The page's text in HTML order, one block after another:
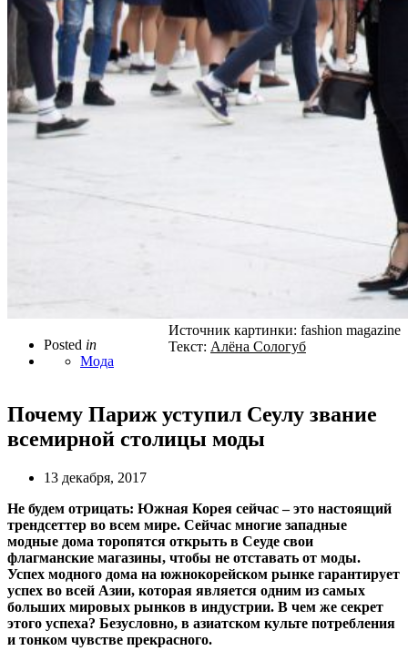
Posted in
Мода
Источник картинки: fashion magazine
Текст: Алёна Сологуб
Почему Париж уступил Сеулу звание
всемирной столицы моды
13 декабря, 2017
Не будем отрицать: Южная Корея сейчас – это настоящий
трендсеттер во всем мире. Сейчас многие западные
модные дома торопятся открыть в Сеуде свои
флагманские магазины, чтобы не отставать от моды.
Успех модного дома на южнокорейском рынке гарантирует
успех во всей Азии, которая является одним из самых
больших мировых рынков в индустрии. В чем же секрет
этого успеха? Безусловно, в азиатском культе потребления
и тонком чувстве прекрасного.